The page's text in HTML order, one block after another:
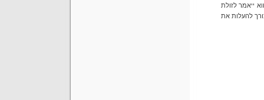
ייאמר לזולת
להעלות את